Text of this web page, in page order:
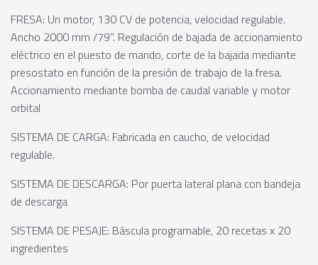
FRESA: Un motor, 130 CV de potencia, velocidad regulable.
Ancho 2000 mm /79". Regulación de bajada de accionamiento
eléctrico en el puesto de mando, corte de la bajada mediante
presostato en función de la presión de trabajo de la fresa.
Accionamiento mediante bomba de caudal variable y motor
orbital
SISTEMA DE CARGA: Fabricada en caucho, de velocidad
regulable.
SISTEMA DE DESCARGA: Por puerta lateral plana con bandeja
de descarga
SISTEMA DE PESAJE: Báscula programable, 20 recetas x 20
ingredientes